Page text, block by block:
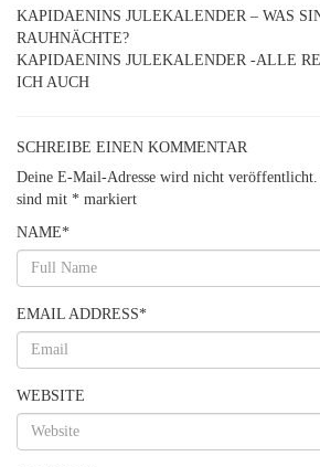
KAPIDAENINS JULEKALENDER – WAS
RAUHNÄCHTE?
KAPIDAENINS JULEKALENDER -ALLE
ICH AUCH
SCHREIBE EINEN KOMMENTAR
Deine E-Mail-Adresse wird nicht veröffentlicht.
sind mit * markiert
NAME*
EMAIL ADDRESS*
WEBSITE